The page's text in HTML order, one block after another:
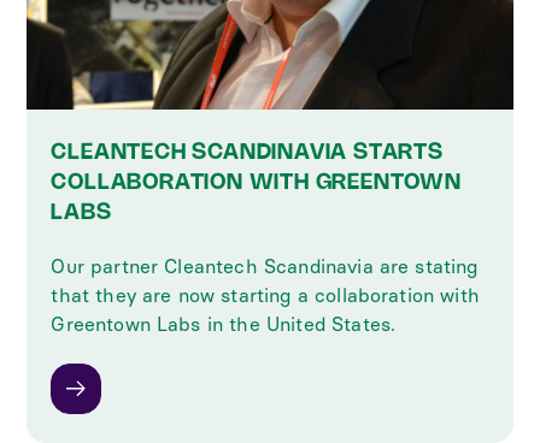
CLEANTECH SCANDINAVIA STARTS
COLLABORATION WITH GREENTOWN
LABS
Our partner Cleantech Scandinavia are stating
that they are now starting a collaboration with
Greentown Labs in the United States.